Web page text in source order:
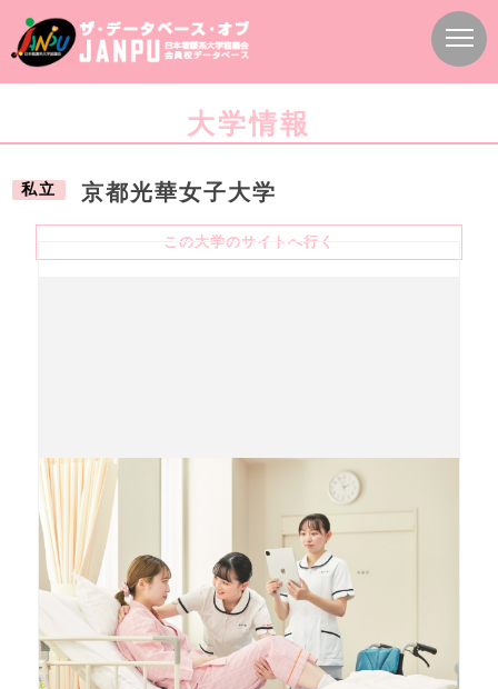
大学情報
私立 京都光華女子大学
この大学のサイトへ行く